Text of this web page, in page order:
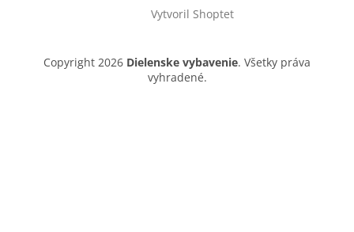
Vytvoril Shoptet
Copyright 2026 Dielenske vybavenie. Všetky práva
vyhradené.